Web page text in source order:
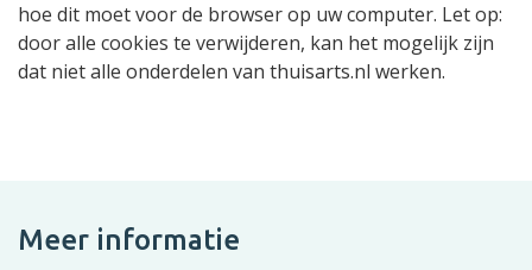
hoe dit moet voor de browser op uw computer. Let op:
door alle cookies te verwijderen, kan het mogelijk zijn
dat niet alle onderdelen van thuisarts.nl werken.
Meer informatie